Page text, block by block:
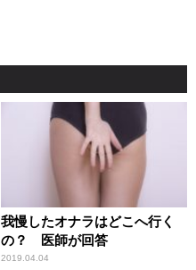
我慢したオナラはどこへ行く
の？ 医師が回答
2019.04.04